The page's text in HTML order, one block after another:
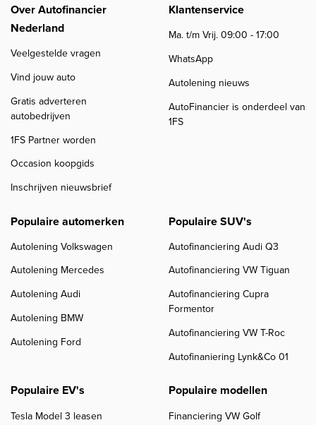
Over Autofinancier
Nederland
Veelgestelde vragen
Vind jouw auto
Gratis adverteren
autobedrijven
1FS Partner worden
Occasion koopgids
Inschrijven nieuwsbrief
Klantenservice
Ma. t/m Vrij. 09:00 - 17:00
WhatsApp
Autolening nieuws
AutoFinancier is onderdeel van
1FS
Populaire automerken
Autolening Volkswagen
Autolening Mercedes
Autolening Audi
Autolening BMW
Autolening Ford
Populaire SUV's
Autofinanciering Audi Q3
Autofinanciering VW Tiguan
Autofinanciering Cupra
Formentor
Autofinanciering VW T-Roc
Autofinaniering Lynk&Co 01
Populaire EV's
Tesla Model 3 leasen
Populaire modellen
Financiering VW Golf